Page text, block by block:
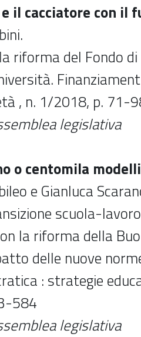
e il cacciatore con il
riforma del Fondo
, n. 1/2018, p. 71-
legislativa
o centomila
e Gianluca
scuola-
la riforma della
delle nuove
: strategie
584
legislativa